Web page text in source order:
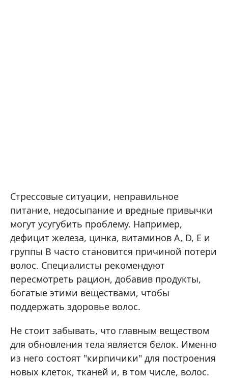
Стрессовые ситуации, неправильное
питание, недосыпание и вредные привычки
могут усугубить проблему. Например,
дефицит железа, цинка, витаминов A, D, E и
группы B часто становится причиной потери
волос. Специалисты рекомендуют
пересмотреть рацион, добавив продукты,
богатые этими веществами, чтобы
поддержать здоровье волос.
Не стоит забывать, что главным веществом
для обновления тела является белок. Именно
из него состоят "кирпичики" для построения
новых клеток, тканей и, в том числе, волос.